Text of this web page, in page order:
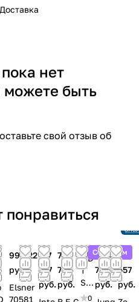
Доставка
нет
можете быть
свой отзыв об
99 022
руб.
Elsner
70581
117
277
руб.
70
752
руб.
Советуем
MD
T
SC
N-0
173
711
руб.
66
557
руб.